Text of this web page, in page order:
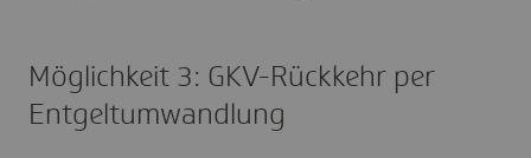
Möglichkeit 3: GKV-Rückkehr per
Entgeltumwandlung